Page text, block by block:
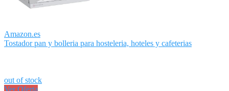
Amazon.es
Tostador pan y bolleria para hosteleria, hoteles y cafeterias
out of stock
Ver Oferta